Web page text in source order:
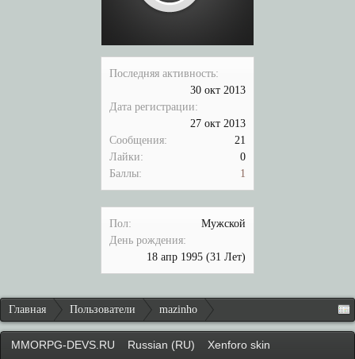
Последняя активность:
30 окт 2013
Дата регистрации:
27 окт 2013
Сообщения:
21
Лайки:
0
Баллы:
1
Пол:
Мужской
День рождения:
18 апр 1995 (31 Лет)
Главная Пользователи mazinho
MMORPG-DEVS.RU Russian (RU) Xenforo skin